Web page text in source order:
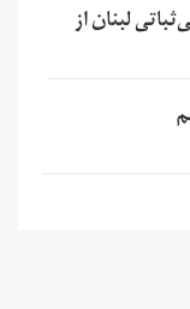
لبنان از